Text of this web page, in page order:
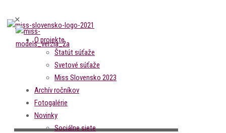
✕
O projekte
Štatút súťaže
Svetové súťaže
Miss Slovensko 2023
Archív ročníkov
Fotogalérie
Novinky
Sociálne siete